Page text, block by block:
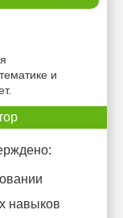
и
навыков
свободных